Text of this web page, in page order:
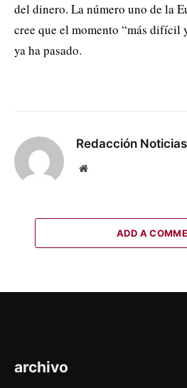
del dinero. La número uno de la
cree que el momento “más difícil
ya ha pasado.
Redacción
Website
ADD A
archivo